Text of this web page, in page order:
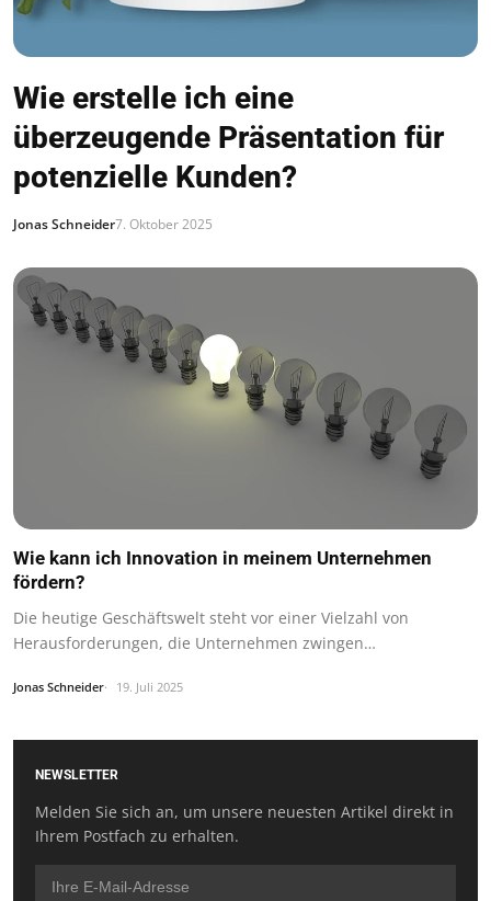
Wie erstelle ich eine
überzeugende Präsentation für
potenzielle Kunden?
Jonas Schneider7. Oktober 2025
Wie kann ich Innovation in meinem Unternehmen
fördern?
Die heutige Geschäftswelt steht vor einer Vielzahl von
Herausforderungen, die Unternehmen zwingen…
Jonas Schneider 19. Juli 2025
NEWSLETTER
Melden Sie sich an, um unsere neuesten Artikel direkt in
Ihrem Postfach zu erhalten.